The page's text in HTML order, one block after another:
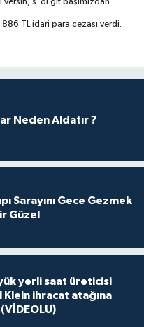
versin, s. ol git başımızdan”
TL idari para cezası verdi.
Neden Aldatır ?
Sarayını Gece Gezmek
Güzel
yerli saat üreticisi
Klein ihracat atağına